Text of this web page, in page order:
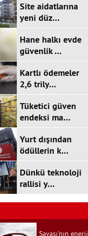
Site aidatlarına
yeni düz…
Hane halkı evde
güvenlik …
Kartlı ödemeler
2,6 trily…
Tüketici güven
endeksi ma…
Yurt dışından
ödüllerin k…
Dünkü teknoloji
rallisi y…
Savaşı'nın enerji